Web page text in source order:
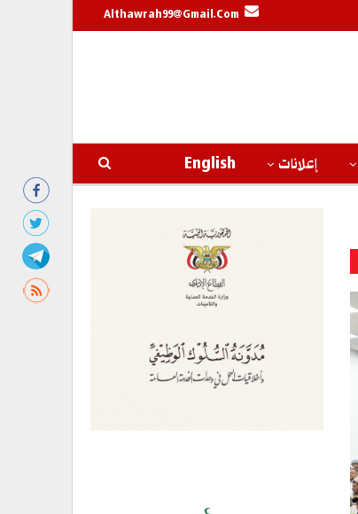
Althawrah99@gmail.com
إعلانات English